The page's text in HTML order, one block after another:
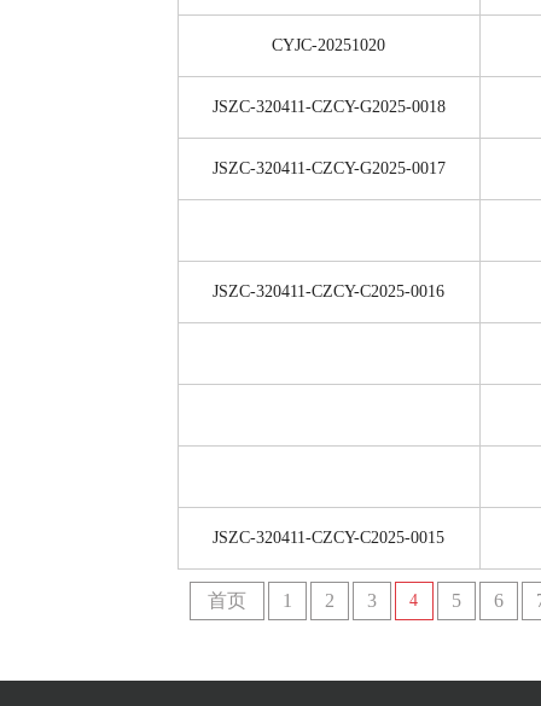
CYJC-20251020
JSZC-320411-CZCY-G2025-0018
JSZC-320411-CZCY-G2025-0017
JSZC-320411-CZCY-C2025-0016
JSZC-320411-CZCY-C2025-0015
首页 1 2 3 4 5 6